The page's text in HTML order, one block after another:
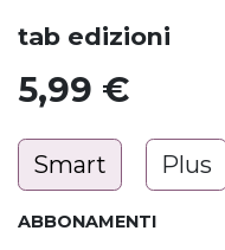
tab edizioni
5,99 €
Smart Plus
ABBONAMENTI